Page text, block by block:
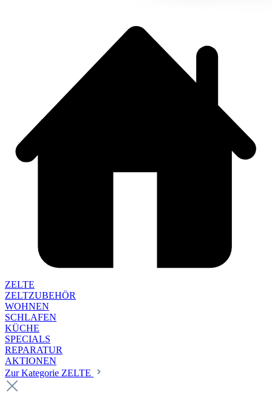
ZELTE
ZELTZUBEHÖR
WOHNEN
SCHLAFEN
KÜCHE
SPECIALS
REPARATUR
AKTIONEN
Zur Kategorie ZELTE